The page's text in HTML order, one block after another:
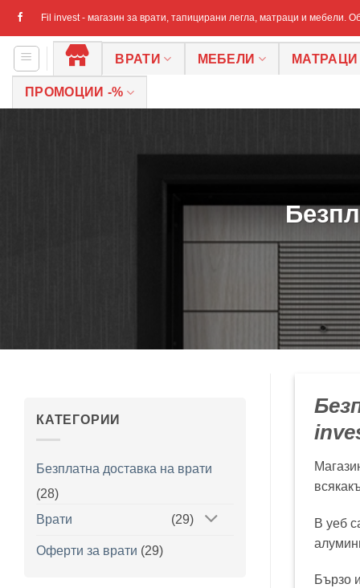
Skip
content
Fil invest - магазин за врати, тапицирани легла, матраци и мебели.
НАЧАЛОВРАТИ МЕБЕЛИ МАТРАЦИ
ПРОМОЦИИ -%
КАТЕГОРИИ
Безплатна доставка на врати
(28)
Врати
(29)
Оферти за врати (29)
В уеб
Бързо